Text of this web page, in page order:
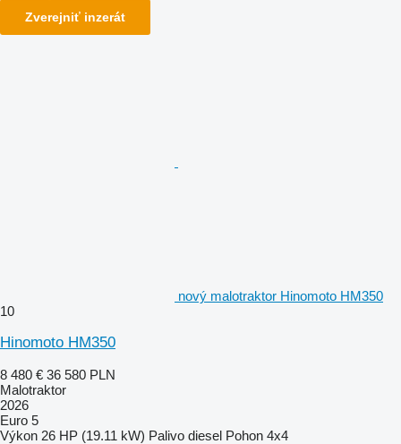
Zverejniť inzerát
nový malotraktor Hinomoto HM350
10
Hinomoto HM350
8 480 € 36 580 PLN
Malotraktor
2026
Euro 5
Výkon 26 HP (19.11 kW) Palivo diesel Pohon 4x4